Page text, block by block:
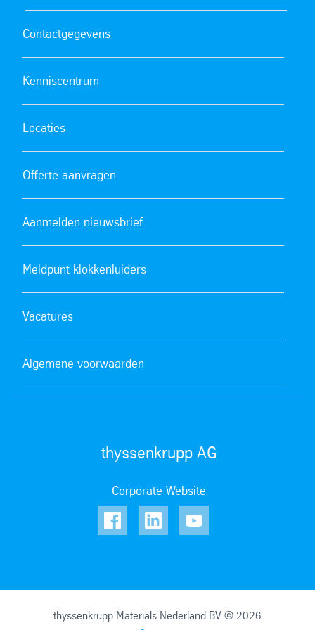
353MA
1.4923
Sicromal legeringen
Thermax legeringen
Contactgegevens
Kenniscentrum
Locaties
Offerte aanvragen
Aanmelden nieuwsbrief
Meldpunt klokkenluiders
Vacatures
Algemene voorwaarden
thyssenkrupp AG
Corporate Website
thyssenkrupp Materials Nederland BV © 2026